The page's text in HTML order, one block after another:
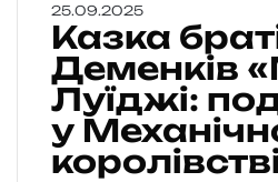
а
к
а
б
р
а
т
25.09.2025
Казка
Деменків
Луїджі:
у